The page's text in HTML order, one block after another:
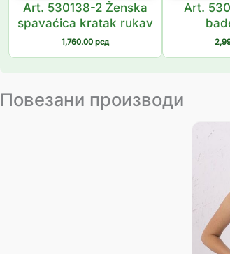
Art. 530138-2 Ženska
spavaćica kratak rukav
1,760.00 рсд
Art.
Повезани производи